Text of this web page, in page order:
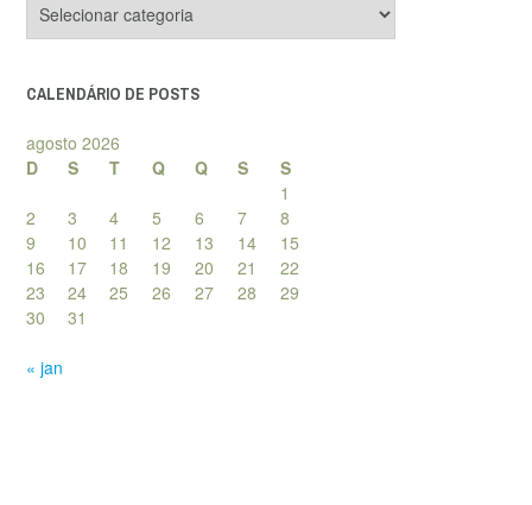
de
CALENDÁRIO DE POSTS
agosto 2026
D
S T Q Q S
S
1
2
3 4 5 6 7
8
9
10 11 12 13 14
15
16
17 18 19 20 21
22
23
24 25 26 27 28
29
30
31
« jan